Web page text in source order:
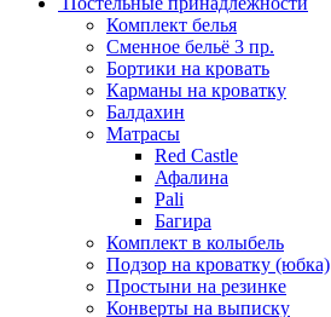
Комплект белья
Сменное бельё 3 пр.
Бортики на кровать
Карманы на кроватку
Балдахин
Матрасы
Red Castle
Афалина
Pali
Багира
Комплект в колыбель
Подзор на кроватку (юбка)
Простыни на резинке
Конверты на выписку